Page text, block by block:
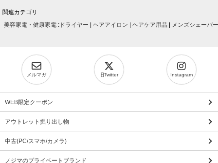
関連カテゴリ
美容家電・健康家電 : ドライヤー ヘアアイロン ヘアケア用品 メンズシェーバー
メルマガ 旧Twitter Instagram
WEB限定クーポン
アウトレット掘り出し物
中古(PC/スマホ/カメラ)
ノジマのプライベートブランド